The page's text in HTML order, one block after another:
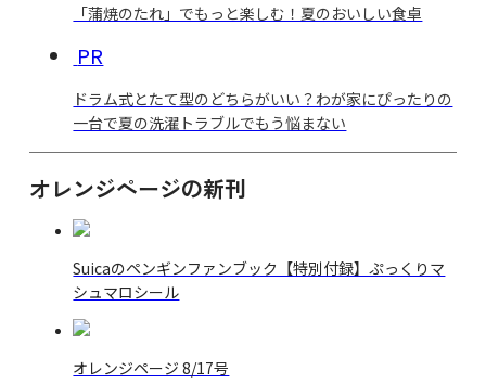
「蒲焼のたれ」でもっと楽しむ！夏のおいしい食卓
PR
ドラム式とたて型のどちらがいい？わが家にぴったりの
一台で夏の洗濯トラブルでもう悩まない
オレンジページの新刊
Suicaのペンギンファンブック【特別付録】ぷっくりマ
シュマロシール
オレンジページ 8/17号